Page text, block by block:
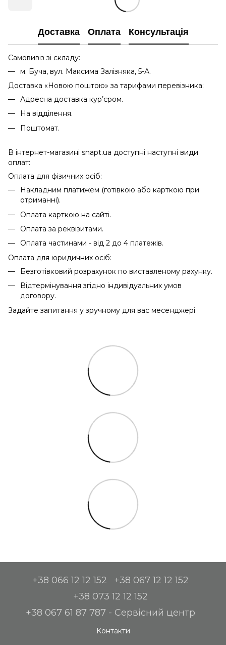
Доставка Оплата Консультація
Самовивіз зі складу:
м. Буча, вул. Максима Залізняка, 5-А.
Доставка «Новою поштою» за тарифами перевізника:
Адресна доставка кур’єром.
На відділення.
Поштомат.
В інтернет-магазині snapt.ua доступні наступні види
оплат:
Оплата для фізичних осіб:
Накладним платижем (готівкою або карткою при
отриманні).
Оплата карткою на сайті.
Оплата за реквізитами.
Оплата частинами - від 2 до 4 платежів.
Оплата для юридичних осіб:
Безготівковий розрахунок по виставленому рахунку.
Відтермінування згідно індивідуальних умов
договору.
Задайте запитання у зручному для вас месенджері
+38 066 12 12 152
+38 067 12 12 152
+38 073 12 12 152
+38 067 61 87 787 - Сервісний центр
Контакти